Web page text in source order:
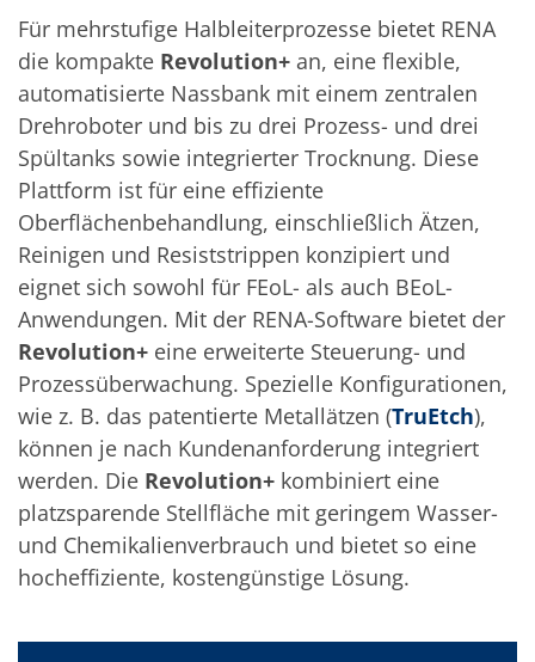
Solarzelle Inline
Solarzelle Batch
Verbrauchsgüter
MedTech
Medizinische Komponenten
Eye Care
Glas Anwendungen
Through glass vias (TGV)
Glas Wafer Bearbeitung
Laser & Ätzen
Kundenspezifische Lösungen
Rolle zu Rolle
Kunststoffverarbeitung
Service
Service Hotline & Service Stützpunkte
Digital Services
Service Level Agreements
Ersatzteilservice
Upgrades
Training
Technologie
Technologiezentren
Prozesstechnologie
TruEtch - Metallätzung
Fluidjet - Metall-Abhebung
SiEtch – KOH-Ätzen
Texturierung
Für mehrstufige Halbleiterprozesse bietet RENA
die kompakte Revolution+ an, eine flexible,
automatisierte Nassbank mit einem zentralen
Drehroboter und bis zu drei Prozess- und drei
Spültanks sowie integrierter Trocknung. Diese
Plattform ist für eine effiziente
Oberflächenbehandlung, einschließlich Ätzen,
Reinigen und Resiststrippen konzipiert und
eignet sich sowohl für FEoL- als auch BEoL-
Anwendungen. Mit der RENA-Software bietet der
Revolution+ eine erweiterte Steuerung- und
Prozessüberwachung. Spezielle Konfigurationen,
wie z. B. das patentierte Metallätzen (TruEtch),
können je nach Kundenanforderung integriert
werden. Die Revolution+ kombiniert eine
platzsparende Stellfläche mit geringem Wasser-
und Chemikalienverbrauch und bietet so eine
hocheffiziente, kostengünstige Lösung.